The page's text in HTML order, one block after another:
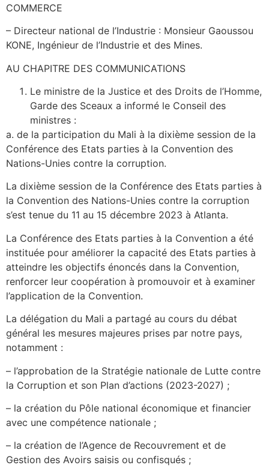
COMMERCE
– Directeur national de l’Industrie : Monsieur Gaoussou
KONE, Ingénieur de l’Industrie et des Mines.
AU CHAPITRE DES COMMUNICATIONS
Le ministre de la Justice et des Droits de l’Homme,
Garde des Sceaux a informé le Conseil des
ministres :
a. de la participation du Mali à la dixième session de la
Conférence des Etats parties à la Convention des
Nations-Unies contre la corruption.
La dixième session de la Conférence des Etats parties à
la Convention des Nations-Unies contre la corruption
s’est tenue du 11 au 15 décembre 2023 à Atlanta.
La Conférence des Etats parties à la Convention a été
instituée pour améliorer la capacité des Etats parties à
atteindre les objectifs énoncés dans la Convention,
renforcer leur coopération à promouvoir et à examiner
l’application de la Convention.
La délégation du Mali a partagé au cours du débat
général les mesures majeures prises par notre pays,
notamment :
– l’approbation de la Stratégie nationale de Lutte contre
la Corruption et son Plan d’actions (2023-2027) ;
– la création du Pôle national économique et financier
avec une compétence nationale ;
– la création de l’Agence de Recouvrement et de
Gestion des Avoirs saisis ou confisqués ;